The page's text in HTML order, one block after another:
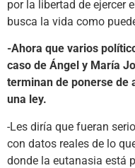
por la libertad de ejercer
busca la vida como
-Ahora que varios
caso de Ángel y María
terminan de ponerse de
una ley.
-Les diría que fueran
con datos reales de lo
donde la eutanasia está